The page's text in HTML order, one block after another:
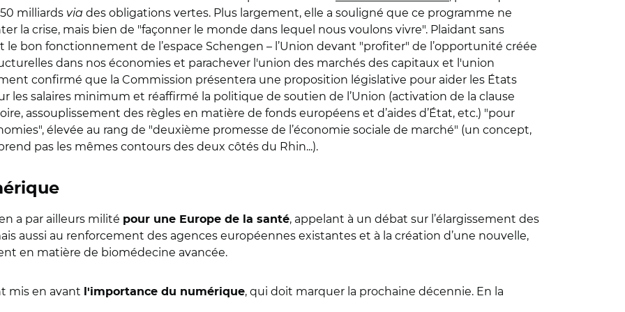
milliards via des obligations vertes. Plus largement, elle a souligné que ce programme ne
la crise, mais bien de "façonner le monde dans lequel nous voulons vivre". Plaidant sans
bon fonctionnement de l’espace Schengen – l’Union devant "profiter" de l’opportunité créée
dans nos économies et parachever l'union des marchés des capitaux et l'union
confirmé que la Commission présentera une proposition législative pour aider les États
les salaires minimum et réaffirmé la politique de soutien de l’Union (activation de la clause
assouplissement des règles en matière de fonds européens et d’aides d’État, etc.) "pour
élevée au rang de "deuxième promesse de l’économie sociale de marché" (un concept,
pas les mêmes contours des deux côtés du Rhin...).
a par ailleurs milité pour une Europe de la santé, appelant à un débat sur l’élargissement des
aussi au renforcement des agences européennes existantes et à la création d’une nouvelle,
en matière de biomédecine avancée.
mis en avant l'importance du numérique, qui doit marquer la prochaine décennie. En la